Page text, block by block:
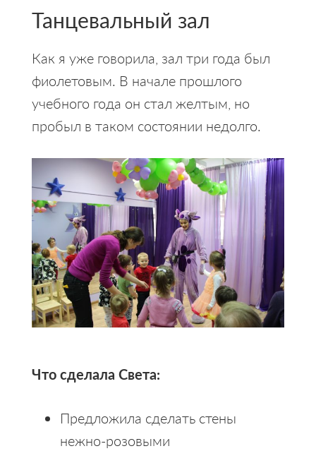
Танцевальный зал
Как я уже говорила, зал три года был
фиолетовым. В начале прошлого
учебного года он стал желтым, но
пробыл в таком состоянии недолго.
Что сделала Света:
Предложила сделать стены
нежно-розовыми